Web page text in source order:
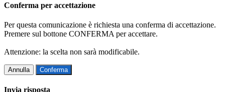
Conferma per accettazione
Per questa comunicazione è richiesta una conferma di accettazione.
Premere sul bottone CONFERMA per accettare.
Attenzione: la scelta non sarà modificabile.
Annulla Conferma
Invia risposta